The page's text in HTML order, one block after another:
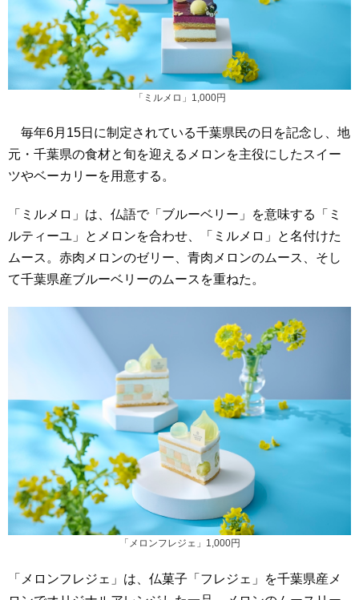
「ミルメロ」1,000円
毎年6月15日に制定されている千葉県民の日を記念し、地
元・千葉県の食材と旬を迎えるメロンを主役にしたスイー
ツやベーカリーを用意する。
「ミルメロ」は、仏語で「ブルーベリー」を意味する「ミ
ルティーユ」とメロンを合わせ、「ミルメロ」と名付けた
ムース。赤肉メロンのゼリー、青肉メロンのムース、そし
て千葉県産ブルーベリーのムースを重ねた。
「メロンフレジェ」1,000円
「メロンフレジェ」は、仏菓子「フレジェ」を千葉県産メ